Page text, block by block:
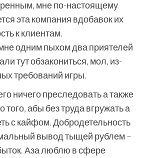
мне по-настоящему
эта компания вдобавок их
к клиентам.
одним пыхом два приятелей
тут обзакониться, мол, из-
требований игры.
ничего преследовать а также
того, абы без труда вгружать а
с кайфом. Добродетельность
вывод тыщей рублем –
Аза люблю в сфере